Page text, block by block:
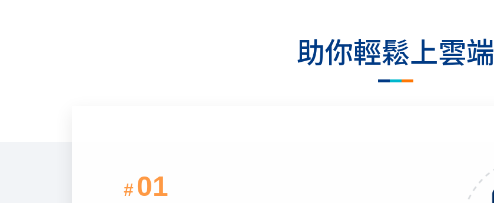
助你輕鬆上雲端
# 01